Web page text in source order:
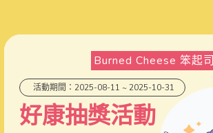
Burned Cheese 笨起司
活動期間：2025-08-11 ~ 2025-10-31
好康抽獎活動